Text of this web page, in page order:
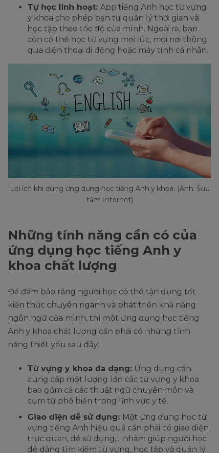
Tự học linh hoạt: App tiếng Anh học từ vựng
y khoa cho phép bạn tự quản lý thời gian và
học tập theo tốc độ của mình. Ngoài ra, bạn
còn có thể học từ vựng mọi lúc, mọi nơi thông
qua điện thoại di động hoặc máy tính cá nhân.
Lợi ích khi dùng ứng dụng học tiếng Anh y khoa. (Ảnh: Sưu
tầm Internet)
Những tính năng cần có của
ứng dụng học tiếng Anh y
khoa chất lượng
Để đảm bảo rằng người học có thể tận dụng tốt
kiến thức chuyên ngành và phát triển khả năng
ngôn ngữ của mình, thì một ứng dụng học tiếng
Anh y khoa chất lượng cần phải có những tính
năng thiết yếu sau đây:
Từ vựng y khoa đa dạng: Ứng dụng cần
cung cấp một lượng lớn các từ vựng y khoa
bao gồm cả các thuật ngữ chuyên môn và
cụm từ phổ biến trong lĩnh vực y tế.
Giao diện dễ sử dụng: Một ứng dụng học từ
vựng tiếng Anh hiệu quả cần phải có giao diện
trực quan, dễ sử dụng,... nhằm giúp người học
dễ dàng tìm kiếm từ vựng, học tập và quản lý